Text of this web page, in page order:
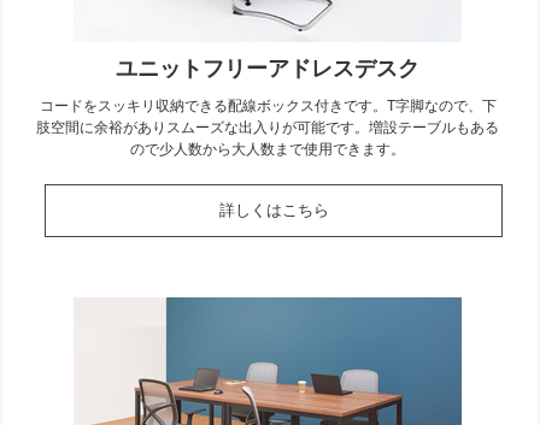
ユニットフリーアドレスデスク
コードをスッキリ収納できる配線ボックス付きです。T字脚なので、下
肢空間に余裕がありスムーズな出入りが可能です。増設テーブルもある
ので少人数から大人数まで使用できます。
詳しくはこちら